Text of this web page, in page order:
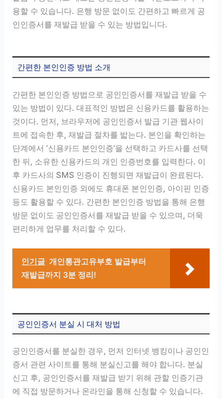
용할 수 있습니다. 은행 방문 없이도 간편하고 빠르게 공
인인증서를 재발급 받을 수 있는 방법입니다.
간편한 본인인증 방법 소개
간편한 본인인증 방법으로 공인인증서를 재발급 받을 수
있는 방법이 있다. 대표적인 방법은 신용카드를 활용하는
것이다. 먼저, 브라우저에 공인인증서 발급 기관 웹사이
트에 접속한 후, 재발급 절차를 밟는다. 본인을 확인하는
단계에서 ‘신용카드 본인인증’을 선택하고 카드사를 선택
한 뒤, 소유한 신용카드의 개인 인증번호를 입력한다. 이
후 카드사의 SMS 인증이 진행되면 재발급이 완료된다.
신용카드 본인인증 외에도 휴대폰 본인인증, 아이핀 인증
등도 활용할 수 있다. 간편한 본인인증 방법을 통해 은행
방문 없이도 공인인증서를 재발급 받을 수 있으며, 더욱
편리하게 업무를 처리할 수 있다.
인기글 개인통관고유부호 발급부터
재발급까지 3분 정리!
공인인증서 분실 시 대처 방법
공인인증서를 분실한 경우, 먼저 인터넷 뱅킹이나 공인인
증서 관련 사이트를 통해 분실신고를 해야 합니다. 분실
신고 후, 공인인증서를 재발급 받기 위해 관할 인증기관
에 직접 방문하거나 온라인을 통해 신청할 수 있습니다.